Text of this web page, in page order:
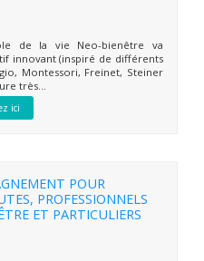
de la vie Neo-bienêtre va
innovant (inspiré de différents
Montessori, Freinet, Steiner
très...
ici
POUR
PROFESSIONNELS
ET PARTICULIERS